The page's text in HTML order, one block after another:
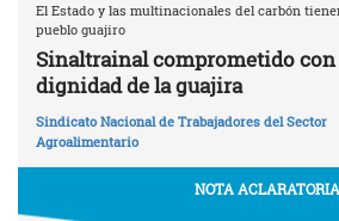
El Estado y las multinacionales del carbón
pueblo guajiro
Sinaltrainal comprometido con
dignidad de la guajira
Sindicato Nacional de Trabajadores del Sector
Agroalimentario
NOTA ACLARATORIA